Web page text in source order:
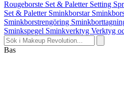
Rougeborste Set & Paletter Setting
Set & Paletter Sminkborstar
Sminkborstrengöring
Sminkspegel Sminkverktyg Verktyg
Bas